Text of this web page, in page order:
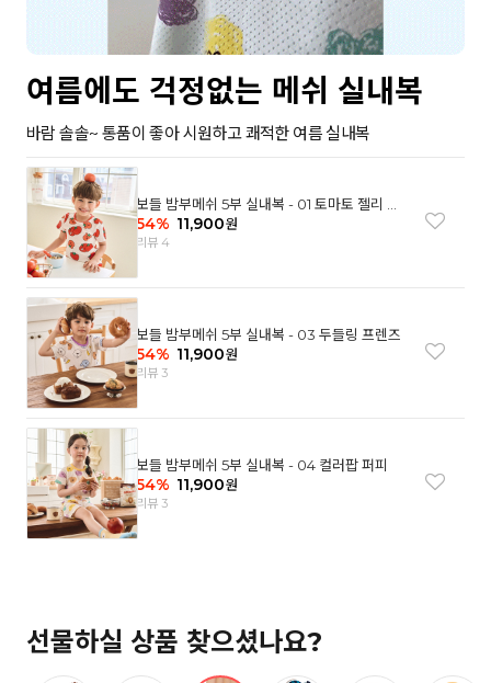
여름에도 걱정없는 메쉬 실내복
바람 솔솔~ 통품이 좋아 시원하고 쾌적한 여름 실내복
보들 밤부메쉬 5부 실내복 - 01 토마토 젤리 베
어
54% 11,900원
리뷰 4
보들 밤부메쉬 5부 실내복 - 03 두들링 프렌즈
54% 11,900원
리뷰 3
보들 밤부메쉬 5부 실내복 - 04 컬러팝 퍼피
54% 11,900원
리뷰 3
선물하실 상품 찾으셨나요?